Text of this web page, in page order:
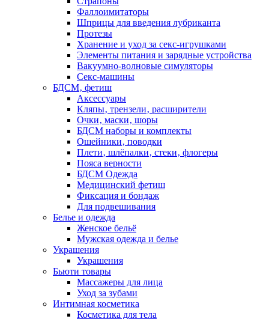
Фаллоимитаторы
Шприцы для введения лубриканта
Протезы
Хранение и уход за секс-игрушками
Элементы питания и зарядные устройства
Вакуумно-волновые симуляторы
Секс-машины
БДСМ‚ фетиш
Аксессуары
Кляпы‚ трензели‚ расширители
Очки‚ маски‚ шоры
БДСМ наборы и комплекты
Ошейники‚ поводки
Плети‚ шлёпалки‚ стеки‚ флогеры
Пояса верности
БДСМ Одежда
Медицинский фетиш
Фиксация и бондаж
Для подвешивания
Белье и одежда
Женское бельё
Мужская одежда и белье
Украшения
Украшения
Бьюти товары
Массажеры для лица
Уход за зубами
Интимная косметика
Косметика для тела